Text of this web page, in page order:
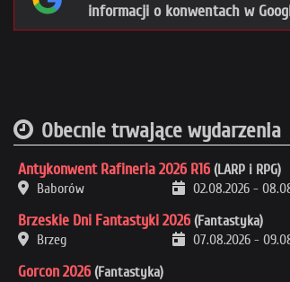
informacji o konwentach w
Obecnie trwające wydarzenia
Antykonwent Rafineria 2026 R16 (LARP i RPG)
Baborów
02.08.2026 -
Brzeskie Dni Fantastyki 2026 (Fantastyka)
Brzeg
07.08.2026 -
Gorcon 2026 (Fantastyka)